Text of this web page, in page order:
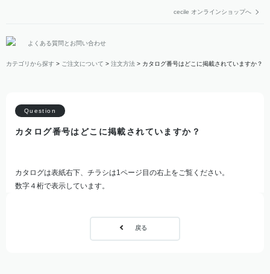
cecile オンラインショップへ
よくある質問とお問い合わせ
カテゴリから探す > ご注文について > 注文方法 > カタログ番号はどこに掲載されていますか？
カタログ番号はどこに掲載されていますか？
カタログは表紙右下、チラシは1ページ目の右上をご覧ください。
数字４桁で表示しています。
戻る